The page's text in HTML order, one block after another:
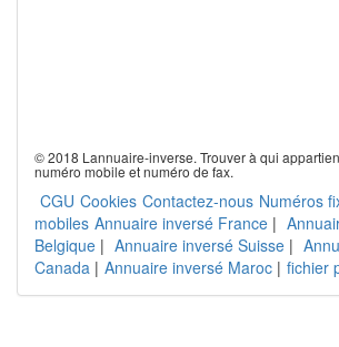
© 2018 Lannuaire-inverse. Trouver à qui
numéro mobile et numéro de fax.
CGU Cookies Contactez-nous Numéros
mobiles Annuaire inversé France |
Belgique | Annuaire inversé Suisse |
Canada | Annuaire inversé Maroc | fichier